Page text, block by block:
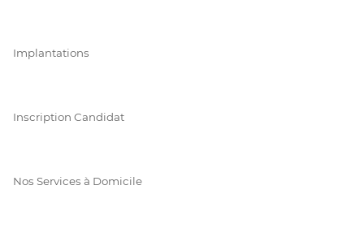
Implantations
Inscription Candidat
Nos Services à Domicile